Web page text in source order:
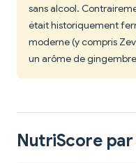
sans alcool.
était historiquement
moderne (y compris
un arôme de
NutriScore